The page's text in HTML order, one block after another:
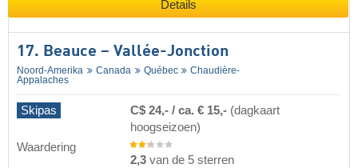
Details
17. Beauce – Vallée-Jonction
Noord-Amerika Canada Québec
Chaudière-
Appalaches
Skipas C$ 24,- / ca. € 15,- (dagkaart
hoogseizoen)
Waardering
2,3 van de 5 sterren